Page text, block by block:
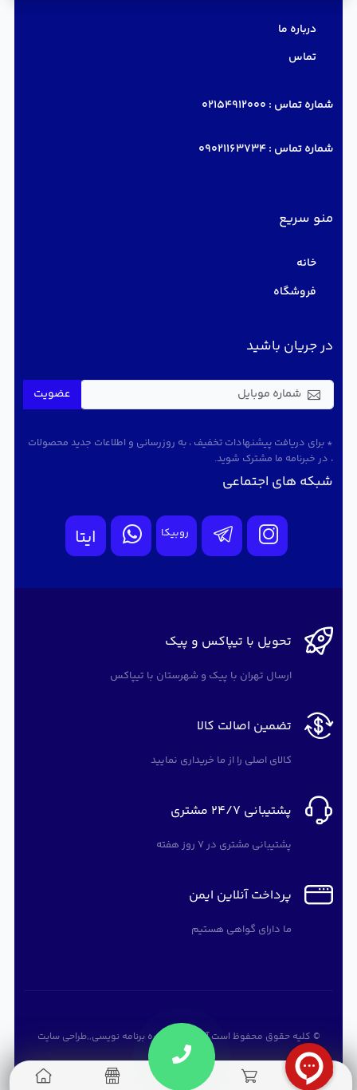
درباره ما
تماس
شماره تماس : 02154912000
شماره تماس :09021163734
منو سریع
خانه
فروشگاه
در جریان باشید
عضویت
* برای دریافت پیشنهادات تخفیف ، به روزرسانی و اطلاعات جدید محصولات
، در خبرنامه ما مشترک شوید.
شبکه های اجتماعی
روبیکا ایتا
تحویل با تیپاکس و پیک
ارسال تهران با پیک و شهرستان با تیپاکس
تضمین اصالت کالا
کالای اصلی را از ما خریداری نمایید
پشتیبانی 24/7 مشتری
پشتیبانی مشتری در 7 روز هفته
پرداخت آنلاین ایمن
ما دارای گواهی هستیم
© کلیه حقوق محفوظ استآرته سافت دوره برنامه نویسی,,طراحی سایت
0